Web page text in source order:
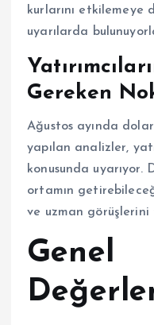
kurlarını etkilemeye
uyarılarda
Gereken
Ağustos ayında
yapılan analizler,
konusunda uyarıyor.
ortamın
ve uzman görüşlerini
Genel